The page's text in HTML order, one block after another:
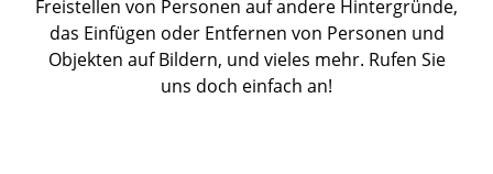
Freistellen von Personen auf andere Hintergründe,
das Einfügen oder Entfernen von Personen und
Objekten auf Bildern, und vieles mehr. Rufen Sie
uns doch einfach an!